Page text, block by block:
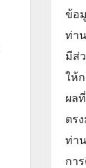
ข้อ
ท่า
มีส่
ให้
ผล
ตร
ท่า
กา